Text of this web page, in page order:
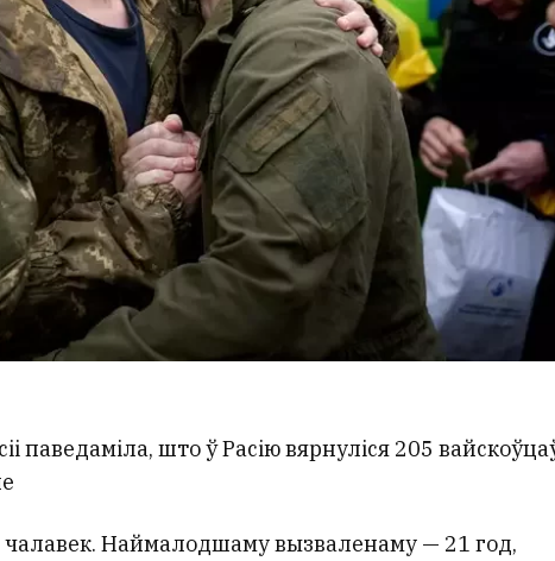
паведаміла, што ў Расію вярнуліся 205
чалавек. Наймалодшаму вызваленаму — 21 год,